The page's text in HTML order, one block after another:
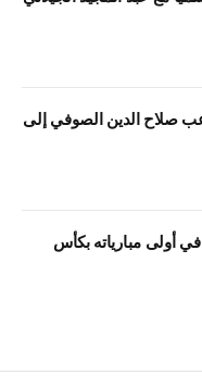
صلاح الدين الصوفي إلى
أولى مبارياته بكأس